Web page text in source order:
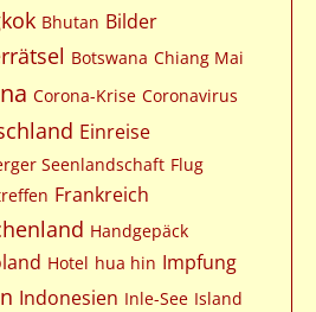
Bhutan Bilder
Botswana Chiang Mai
Corona-Krise Coronavirus
Einreise
Seenlandschaft Flug
Frankreich
Handgepäck
Hotel hua hin Impfung
Indonesien Inle-See Island